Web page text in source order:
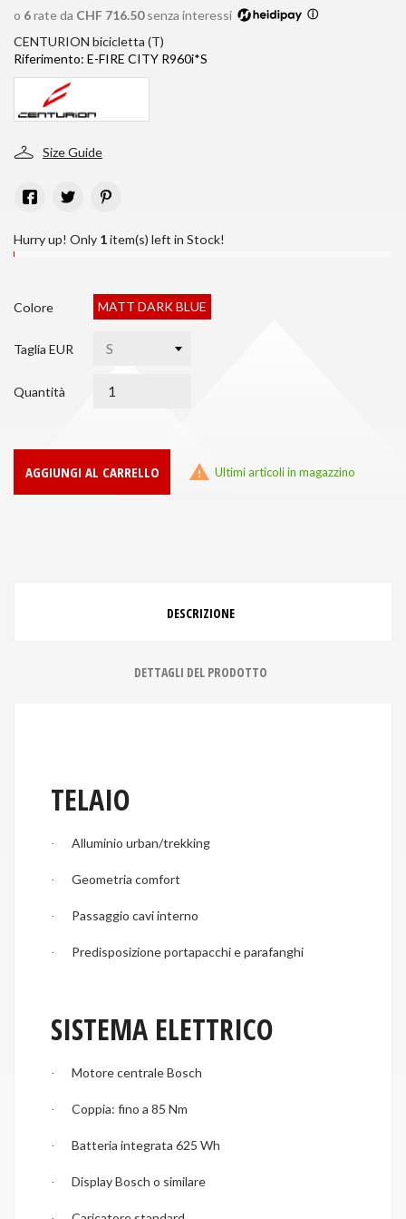
o 6rate da CHF 716.50senza interessi ⓘ
CENTURION bicicletta (T)
Riferimento: E-FIRE CITY R960i*S
Size Guide
Hurry up! Only 1item(s) left in Stock!
Colore MATT DARK BLUE
Taglia EUR
Quantità
AGGIUNGI AL CARRELLO  Ultimi articoli in magazzino
DESCRIZIONE
DETTAGLI DEL PRODOTTO
TELAIO
· Alluminio urban/trekking
· Geometria comfort
· Passaggio cavi interno
· Predisposizione portapacchi e parafanghi
SISTEMA ELETTRICO
· Motore centrale Bosch
· Coppia: fino a 85 Nm
· Batteria integrata 625 Wh
· Display Bosch o similare